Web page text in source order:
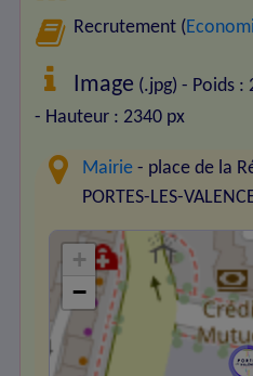
Recrutement (
Image (.jpg) - Poids :
- Hauteur : 2340 px
Mairie - place de la
PORTES-LES-
+
−